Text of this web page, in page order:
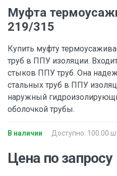
Муфта
219/315
Купить муфту
труб в ППУ изоляции.
стыков ППУ труб. Она
стальных труб в ППУ
наружный
оболочкой трубы.
В наличии Доступно: 100.00
Цена по запросу